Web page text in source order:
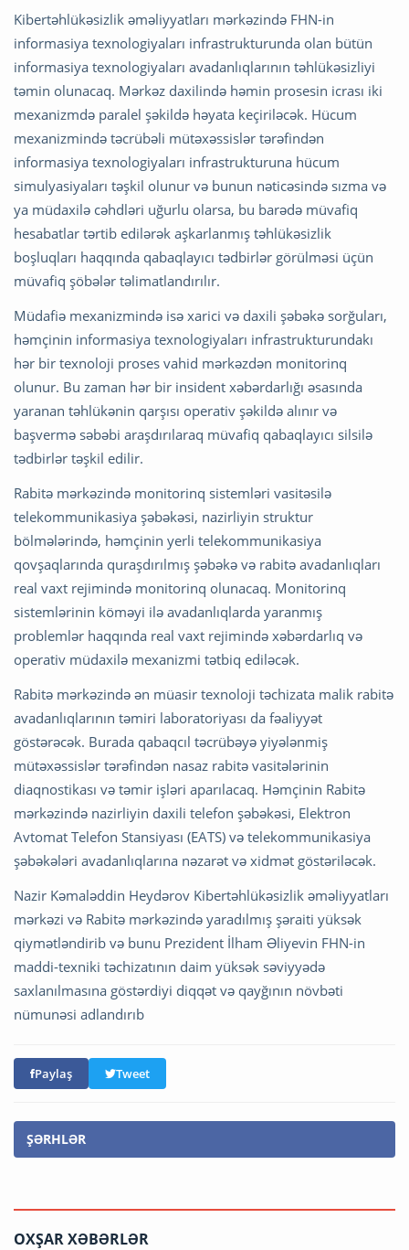
Kibertəhlükəsizlik əməliyyatları mərkəzində FHN-in
informasiya texnologiyaları infrastrukturunda olan bütün
informasiya texnologiyaları avadanlıqlarının təhlükəsizliyi
təmin olunacaq. Mərkəz daxilində həmin prosesin icrası iki
mexanizmdə paralel şəkildə həyata keçiriləcək. Hücum
mexanizmində təcrübəli mütəxəssislər tərəfindən
informasiya texnologiyaları infrastrukturuna hücum
simulyasiyaları təşkil olunur və bunun nəticəsində sızma və
ya müdaxilə cəhdləri uğurlu olarsa, bu barədə müvafiq
hesabatlar tərtib edilərək aşkarlanmış təhlükəsizlik
boşluqları haqqında qabaqlayıcı tədbirlər görülməsi üçün
müvafiq şöbələr təlimatlandırılır.
Müdafiə mexanizmində isə xarici və daxili şəbəkə sorğuları,
həmçinin informasiya texnologiyaları infrastrukturundakı
hər bir texnoloji proses vahid mərkəzdən monitorinq
olunur. Bu zaman hər bir insident xəbərdarlığı əsasında
yaranan təhlükənin qarşısı operativ şəkildə alınır və
başvermə səbəbi araşdırılaraq müvafiq qabaqlayıcı silsilə
tədbirlər təşkil edilir.
Rabitə mərkəzində monitorinq sistemləri vasitəsilə
telekommunikasiya şəbəkəsi, nazirliyin struktur
bölmələrində, həmçinin yerli telekommunikasiya
qovşaqlarında quraşdırılmış şəbəkə və rabitə avadanlıqları
real vaxt rejimində monitorinq olunacaq. Monitorinq
sistemlərinin köməyi ilə avadanlıqlarda yaranmış
problemlər haqqında real vaxt rejimində xəbərdarlıq və
operativ müdaxilə mexanizmi tətbiq ediləcək.
Rabitə mərkəzində ən müasir texnoloji təchizata malik rabitə
avadanlıqlarının təmiri laboratoriyası da fəaliyyət
göstərəcək. Burada qabaqcıl təcrübəyə yiyələnmiş
mütəxəssislər tərəfindən nasaz rabitə vasitələrinin
diaqnostikası və təmir işləri aparılacaq. Həmçinin Rabitə
mərkəzində nazirliyin daxili telefon şəbəkəsi, Elektron
Avtomat Telefon Stansiyası (EATS) və telekommunikasiya
şəbəkələri avadanlıqlarına nəzarət və xidmət göstəriləcək.
Nazir Kəmaləddin Heydərov Kibertəhlükəsizlik əməliyyatları
mərkəzi və Rabitə mərkəzində yaradılmış şəraiti yüksək
qiymətləndirib və bunu Prezident İlham Əliyevin FHN-in
maddi-texniki təchizatının daim yüksək səviyyədə
saxlanılmasına göstərdiyi diqqət və qayğının növbəti
nümunəsi adlandırıb
Paylaş Tweet
ŞƏRHLƏR
OXŞAR XƏBƏRLƏR